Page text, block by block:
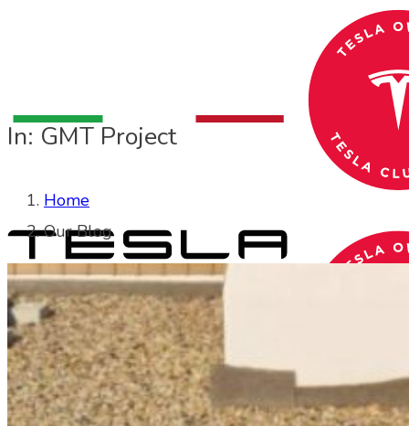
In: GMT Project
Home
Our Blog